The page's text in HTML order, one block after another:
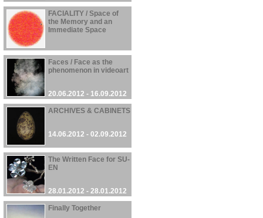
FACIALITY / Space of
the Memory and an
Immediate Space
23.10.2012 - 24.10.2012
Faces / Face as the
phenomenon in videoart
20.06.2012 - 16.09.2012
ARCHIVES & CABINETS
14.06.2012 - 02.09.2012
The Written Face for SU-
EN
28.01.2012 - 28.01.2012
Finally Together